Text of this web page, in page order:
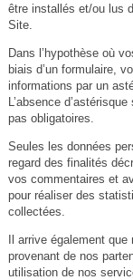
être installés et/ou lus
Site.
Dans l’hypothèse où
biais d’un formulaire,
informations par un
L’absence
pas obligatoires.
Seules les données
regard des finalités
vos commentaires et
pour réaliser des
collectées.
Il arrive également
provenant de nos
utilisation de nos